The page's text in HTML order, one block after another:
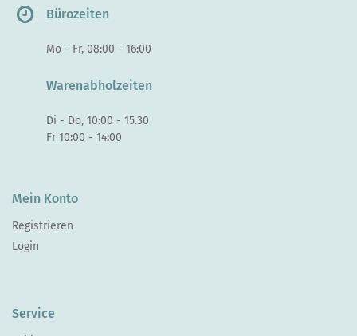
Bürozeiten
Mo - Fr, 08:00 - 16:00
Warenabholzeiten
Di - Do, 10:00 - 15.30
Fr 10:00 - 14:00
Mein Konto
Registrieren
Login
Service